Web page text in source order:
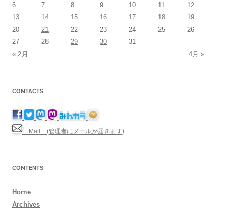
6
7 8 9 10 11
12
13
14 15 16 17 18
19
20
21 22 23 24 25
26
27
28 29 30
31
« 2月
4月 »
CONTACTS
Mail (管理者にメールが届きます)
CONTENTS
Home
Archives